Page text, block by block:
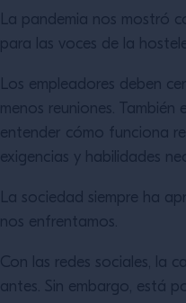
La pandemia nos mostró
para las voces de la
Los empleadores deben
menos reuniones.
entender cómo funciona
exigencias y habilidades
La sociedad siempre ha
nos enfrentamos.
Con las redes sociales, la
antes. Sin embargo, está